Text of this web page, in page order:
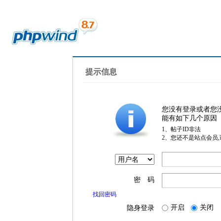
提示信息
您没有登录或者您
能有如下几个原因
1、帖子ID非法
2、您还不是站点会员
密 码
找回密码
隐身登录 开启 关闭